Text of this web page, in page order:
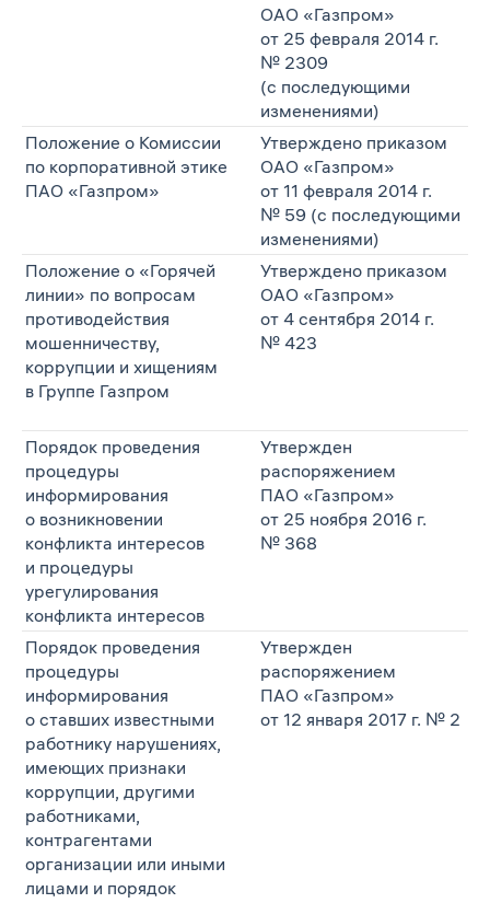
ОАО «Газпром»
от 25 февраля 2014 г.
№ 2309
(с последующими
изменениями)
Положение о Комиссии
по корпоративной этике
ПАО «Газпром»
Утверждено приказом
ОАО «Газпром»
от 11 февраля 2014 г.
№ 59 (с последующими
изменениями)
Положение о «Горячей
линии» по вопросам
противодействия
мошенничеству,
коррупции и хищениям
в Группе Газпром
Утверждено приказом
ОАО «Газпром»
от 4 сентября 2014 г.
№ 423
Порядок проведения
процедуры
информирования
о возникновении
конфликта интересов
и процедуры
урегулирования
конфликта интересов
Утвержден
распоряжением
ПАО «Газпром»
от 25 ноября 2016 г.
№ 368
Порядок проведения
процедуры
информирования
о ставших известными
работнику нарушениях,
имеющих признаки
коррупции, другими
работниками,
контрагентами
организации или иными
лицами и порядок
Утвержден
распоряжением
ПАО «Газпром»
от 12 января 2017 г. № 2